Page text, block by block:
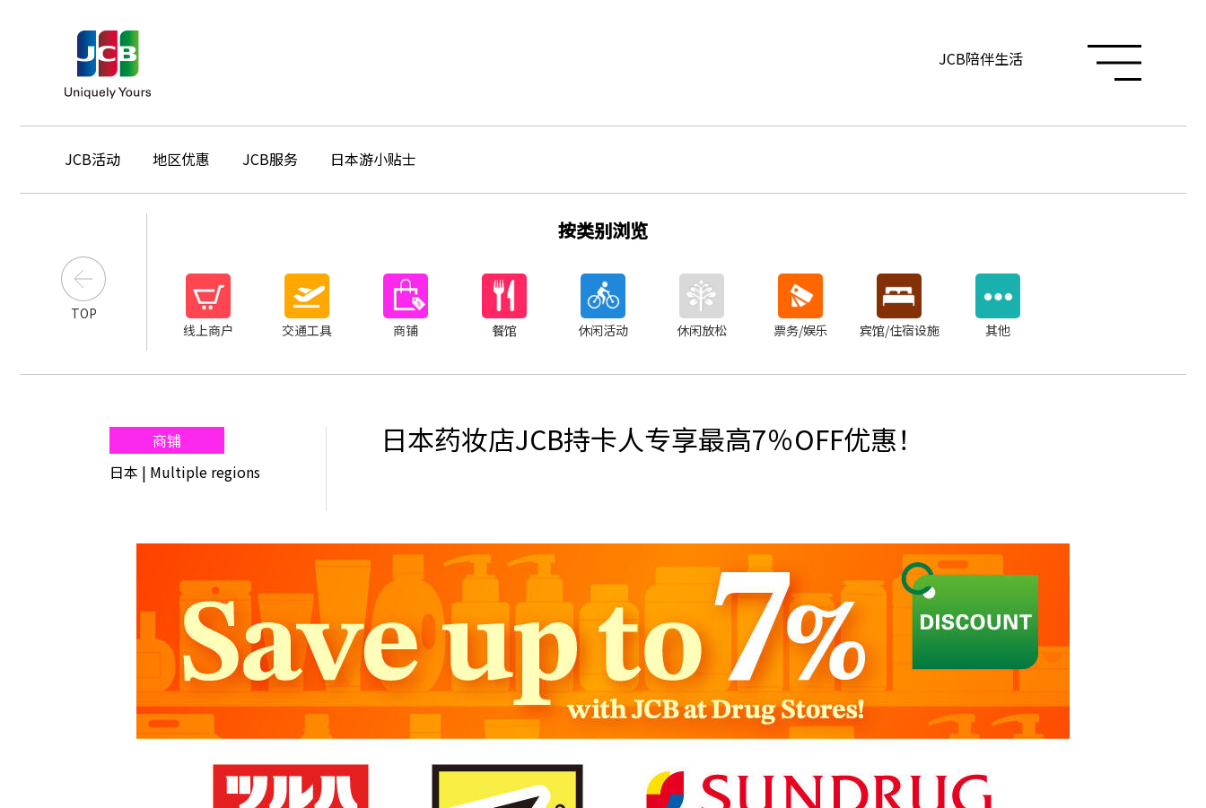
JCB陪伴生活
JCB活动 地区优惠 JCB服务 日本游小贴士
TOP
按类别浏览
线上商户 交通工具 商铺 餐馆 休闲活动 休闲放松 票务/娱乐 宾馆/住宿设施 其他
商铺
日本 | Multiple regions
日本药妆店JCB持卡人专享最高7％OFF优惠！